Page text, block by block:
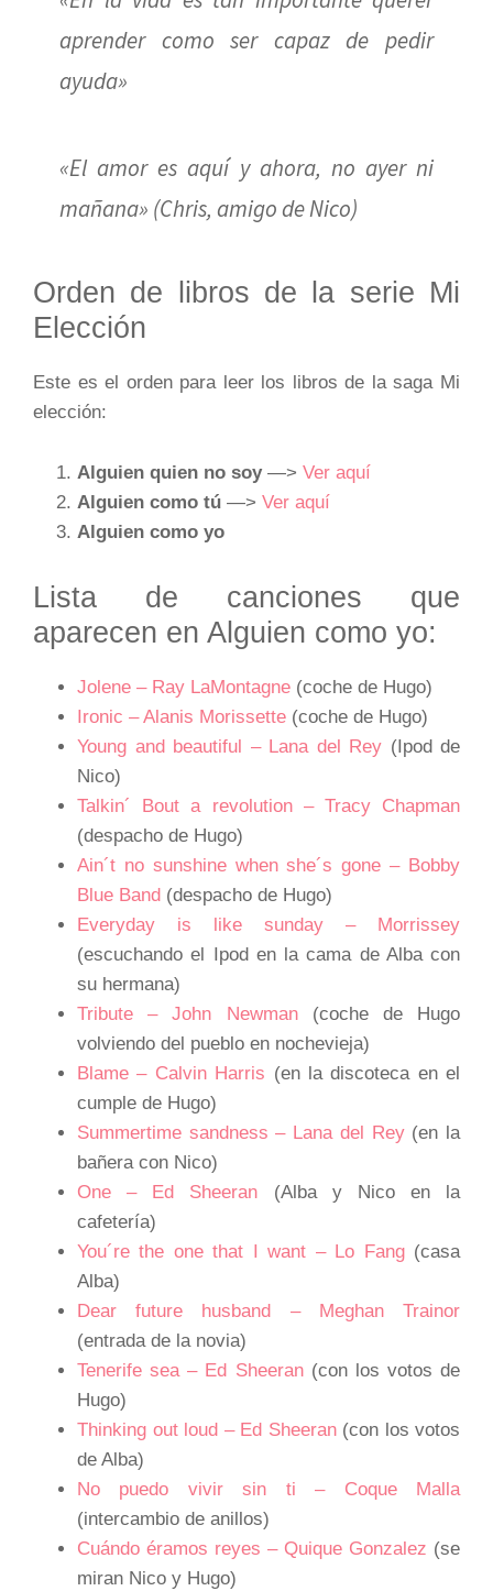
aprender como ser capaz de pedir
ayuda»
«El amor es aquí y ahora, no ayer ni
mañana» (Chris, amigo de Nico)
Orden de libros de la serie Mi
Elección
Este es el orden para leer los libros de la saga Mi
elección:
Alguien quien no soy—> Ver aquí
Alguien como tú —> Ver aquí
Alguien como yo
Lista de canciones que
aparecen en Alguien como yo:
Jolene – Ray LaMontagne (coche de Hugo)
Ironic – Alanis Morissette (coche de Hugo)
Young and beautiful – Lana del Rey (Ipod de
Nico)
Talkin´ Bout a revolution – Tracy Chapman
(despacho de Hugo)
Ain´t no sunshine when she´s gone – Bobby
Blue Band (despacho de Hugo)
Everyday is like sunday – Morrissey
(escuchando el Ipod en la cama de Alba con
su hermana)
Tribute – John Newman(coche de Hugo
volviendo del pueblo en nochevieja)
Blame – Calvin Harris (en la discoteca en el
cumple de Hugo)
Summertime sandness – Lana del Rey(en la
bañera con Nico)
One – Ed Sheeran (Alba y Nico en la
cafetería)
You´re the one that I want – Lo Fang(casa
Alba)
Dear future husband – Meghan Trainor
(entrada de la novia)
Tenerife sea – Ed Sheeran(con los votos de
Hugo)
Thinking out loud – Ed Sheeran(con los votos
de Alba)
No puedo vivir sin ti – Coque Malla
(intercambio de anillos)
Cuándo éramos reyes – Quique Gonzalez (se
miran Nico y Hugo)